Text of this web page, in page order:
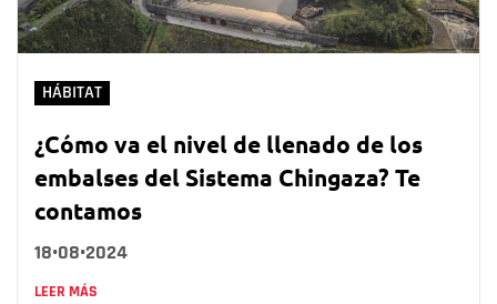
HÁBITAT
¿Cómo va el nivel de llenado de los
embalses del Sistema Chingaza? Te
contamos
18•08•2024
LEER MÁS